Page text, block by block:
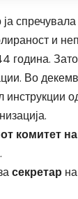
и
година.
Во
комитет
.
секретар